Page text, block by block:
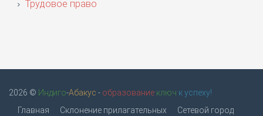
Трудовое право
2026 © Индиго-Абакус - образование ключ к успеху!
Главная
Склонение прилагательных
Сетевой город